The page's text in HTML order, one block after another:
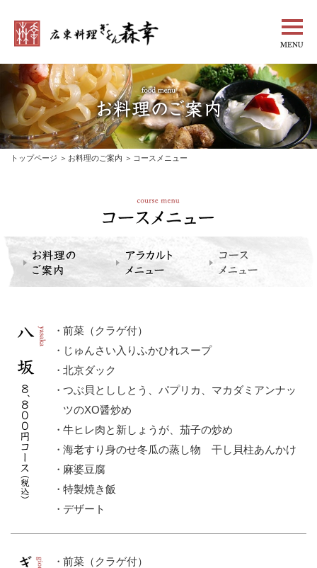
トップページ お料理のご案内 コースメニュー
前菜（クラゲ付）
じゅんさい入りふかひれスープ
北京ダック
つぶ貝とししとう、パプリカ、マカダミアンナッ
ツのXO醤炒め
牛ヒレ肉と新しょうが、茄子の炒め
海老すり身のせ冬瓜の蒸し物 干し貝柱あんかけ
麻婆豆腐
特製焼き飯
デザート
前菜（クラゲ付）